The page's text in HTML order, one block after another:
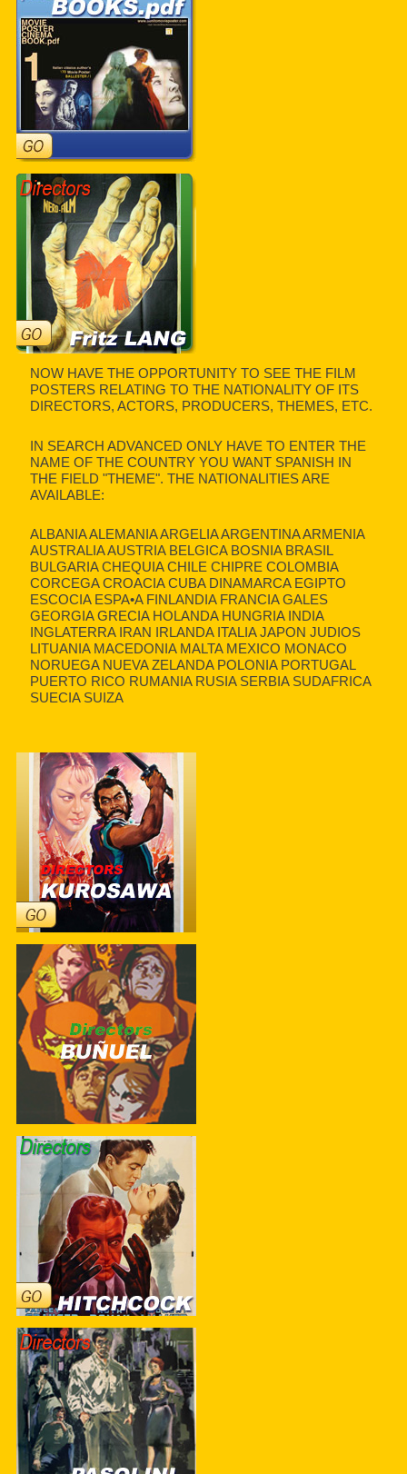
NOW HAVE THE OPPORTUNITY TO SEE THE FILM
POSTERS RELATING TO THE NATIONALITY OF ITS
DIRECTORS, ACTORS, PRODUCERS, THEMES, ETC.
IN SEARCH ADVANCED ONLY HAVE TO ENTER THE
NAME OF THE COUNTRY YOU WANT SPANISH IN
THE FIELD "THEME". THE NATIONALITIES ARE
AVAILABLE:
ALBANIA ALEMANIA ARGELIA ARGENTINA ARMENIA
AUSTRALIA AUSTRIA BELGICA BOSNIA BRASIL
BULGARIA CHEQUIA CHILE CHIPRE COLOMBIA
CORCEGA CROACIA CUBA DINAMARCA EGIPTO
ESCOCIA ESPA•A FINLANDIA FRANCIA GALES
GEORGIA GRECIA HOLANDA HUNGRIA INDIA
INGLATERRA IRAN IRLANDA ITALIA JAPON JUDIOS
LITUANIA MACEDONIA MALTA MEXICO MONACO
NORUEGA NUEVA ZELANDA POLONIA PORTUGAL
PUERTO RICO RUMANIA RUSIA SERBIA SUDAFRICA
SUECIA SUIZA